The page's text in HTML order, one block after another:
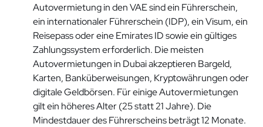
Autovermietung in den VAE sind ein Führerschein,
ein internationaler Führerschein (IDP), ein Visum, ein
Reisepass oder eine Emirates ID sowie ein gültiges
Zahlungssystem erforderlich. Die meisten
Autovermietungen in Dubai akzeptieren Bargeld,
Karten, Banküberweisungen, Kryptowährungen oder
digitale Geldbörsen. Für einige Autovermietungen
gilt ein höheres Alter (25 statt 21 Jahre). Die
Mindestdauer des Führerscheins beträgt 12 Monate.